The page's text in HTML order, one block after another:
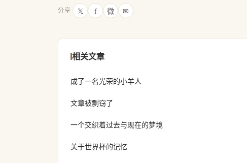
分享 𝕏 f 微 ✉
相关文章
成了一名光荣的小羊人
文章被剽窃了
一个交织着过去与现在的梦境
关于世界杯的记忆